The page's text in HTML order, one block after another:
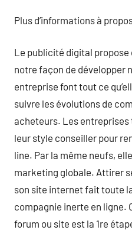
Plus d’informations à
Le publicité digital
notre façon de développer
entreprise font tout ce
suivre les évolutions de
acheteurs. Les
leur style conseiller pour
line. Par la même neufs,
marketing globale. Attirer
son site internet fait toute
compagnie inerte en ligne.
forum ou site est la 1re